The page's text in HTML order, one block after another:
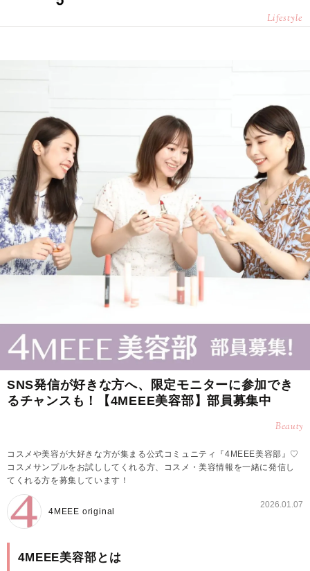
Lifestyle
SNS発信が好きな方へ、限定モニターに参加でき
るチャンスも！【4MEEE美容部】部員募集中
Beauty
コスメや美容が大好きな方が集まる公式コミュニティ『4MEEE美容部』♡
コスメサンプルをお試ししてくれる方、コスメ・美容情報を一緒に発信し
てくれる方を募集しています！
4MEEE original
2026.01.07
4MEEE美容部とは